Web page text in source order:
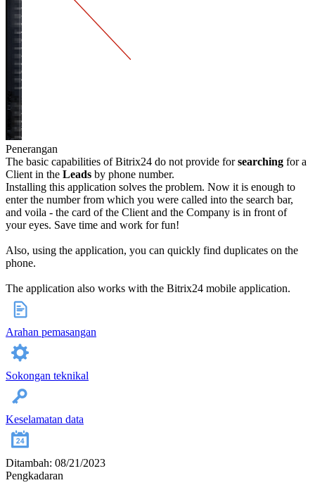
Penerangan
The basic capabilities of Bitrix24 do not provide forsearching for a
Client in the Leads by phone number.
Installing this application solves the problem. Now it is enough to
enter the number from which you were called into the search bar,
and voila - the card of the Client and the Company is in front of
your eyes. Save time and work for fun!
Also, using the application, you can quickly find duplicates on the
phone.
The application also works with the Bitrix24 mobile application.
Arahan pemasangan
Sokongan teknikal
Keselamatan data
Ditambah: 08/21/2023
Pengkadaran